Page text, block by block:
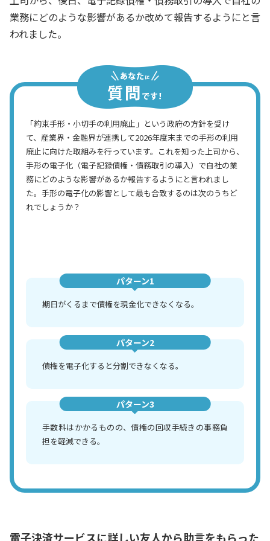
業務にどのような影響があるか改めて報告するようにと言
われました。
「約束手形・小切手の利用廃止」という政府の方針を受け
て、産業界・金融界が連携して2026年度末までの手形の利用
廃止に向けた取組みを行っています。これを知った上司から、
手形の電子化（電子記録債権・債務取引の導入）で自社の業
務にどのような影響があるか報告するようにと言われまし
た。手形の電子化の影響として最も合致するのは次のうちど
れでしょうか？
パターン1
期日がくるまで債権を現金化できなくなる。
パターン2
債権を電子化すると分割できなくなる。
パターン3
手数料はかかるものの、債権の回収手続きの事務負
担を軽減できる。
電子決済サービスに詳しい友人から助言をもらった